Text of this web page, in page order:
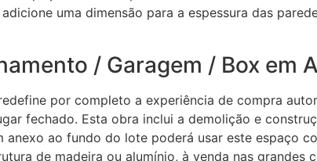
uma dimensão para a espessura das
/ Garagem / Box em
por completo a experiência de compra
fechado. Esta obra inclui a demolição e
ao fundo do lote poderá usar este espaço
de madeira ou alumínio, à venda nas